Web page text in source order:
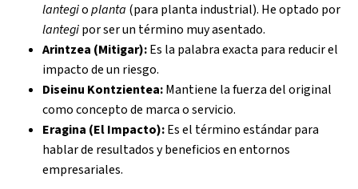
lantegioplanta (para planta industrial). He optado por
lantegipor ser un término muy asentado.
Arintzea (Mitigar):Es la palabra exacta para reducir el
impacto de un riesgo.
Diseinu Kontzientea:Mantiene la fuerza del original
como concepto de marca o servicio.
Eragina (El Impacto):Es el término estándar para
hablar de resultados y beneficios en entornos
empresariales.